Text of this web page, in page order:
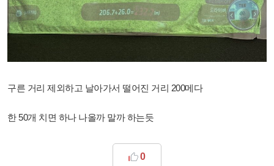
구른 거리 제외하고 날아가서 떨어진 거리 200메다
한 50개 치면 하나 나올까 말까 하는듯
0